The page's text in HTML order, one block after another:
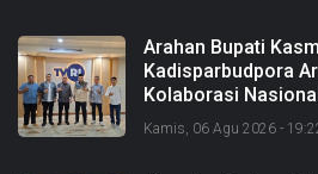
Arahan Bupati
Kadisparbudpora
Kolaborasi
2026 dan Bangun
Kabupaten Kreatif
Kamis, 06 Agu 2026 -